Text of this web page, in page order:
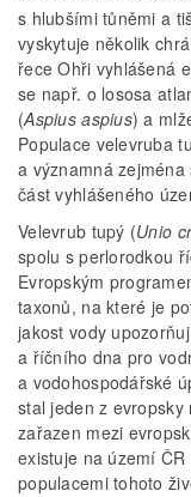
s hlubšími tůněmi a
vyskytuje několik
řece Ohři vyhlášená
se např. o lososa
(Aspius aspius) a
Populace velevruba
a významná
část vyhlášeného
Velevrub tupý (Unio
spolu s perlorodkou
Evropským
taxonů, na které je
jakost vody
a říčního dna pro
a vodohospodářské
stal jeden z
zařazen mezi
existuje na území
populacemi tohoto